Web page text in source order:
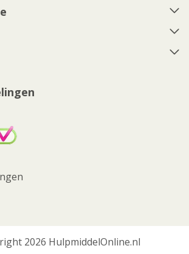
2026 HulpmiddelOnline.nl